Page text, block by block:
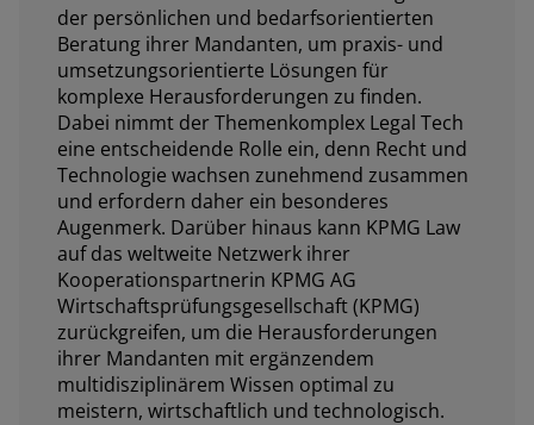
der persönlichen und bedarfsorientierten
Beratung ihrer Mandanten, um praxis- und
umsetzungsorientierte Lösungen für
komplexe Herausforderungen zu finden.
Dabei nimmt der Themenkomplex Legal Tech
eine entscheidende Rolle ein, denn Recht und
Technologie wachsen zunehmend zusammen
und erfordern daher ein besonderes
Augenmerk. Darüber hinaus kann KPMG Law
auf das weltweite Netzwerk ihrer
Kooperationspartnerin KPMG AG
Wirtschaftsprüfungsgesellschaft (KPMG)
zurückgreifen, um die Herausforderungen
ihrer Mandanten mit ergänzendem
multidisziplinärem Wissen optimal zu
meistern, wirtschaftlich und technologisch.